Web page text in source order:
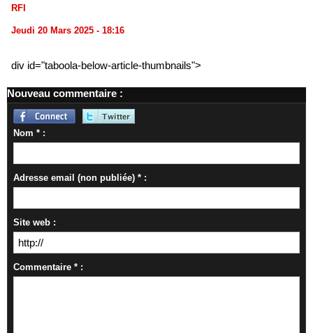
RFI
Jeudi 20 Mars 2025 - 18:16
div id="taboola-below-article-thumbnails">
Nouveau commentaire :
Nom * :
Adresse email (non publiée) * :
Site web :
Commentaire * :